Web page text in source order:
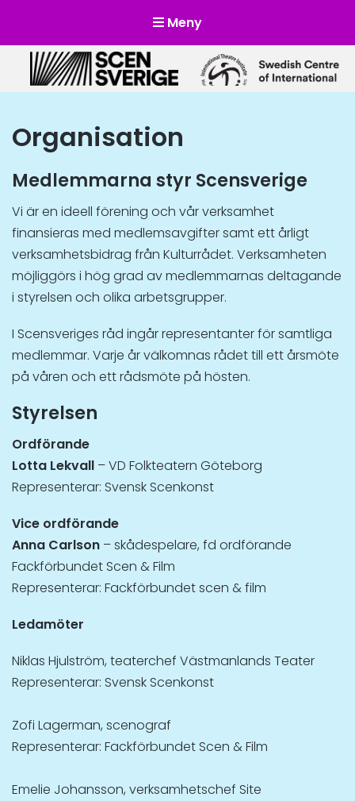
Meny
Scensverige
Mötesplats för svensk och internationell scenkonst
Organisation
Medlemmarna styr Scensverige
Vi är en ideell förening och vår verksamhet
finansieras med medlemsavgifter samt ett årligt
verksamhetsbidrag från Kulturrådet. Verksamheten
möjliggörs i hög grad av medlemmarnas deltagande
i styrelsen och olika arbetsgrupper.
I Scensveriges råd ingår representanter för samtliga
medlemmar. Varje år välkomnas rådet till ett årsmöte
på våren och ett rådsmöte på hösten.
Styrelsen
Ordförande
Lotta Lekvall – VD Folkteatern Göteborg
Representerar: Svensk Scenkonst
Vice ordförande
Anna Carlson – skådespelare, fd ordförande
Fackförbundet Scen & Film
Representerar: Fackförbundet scen & film
Ledamöter
Niklas Hjulström, teaterchef Västmanlands Teater
Representerar: Svensk Scenkonst
Zofi Lagerman, scenograf
Representerar: Fackförbundet Scen & Film
Emelie Johansson, verksamhetschef Site